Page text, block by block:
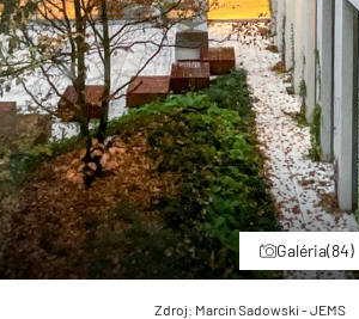
Galéria(84)
Zdroj: Marcin Sadowski - JEMS